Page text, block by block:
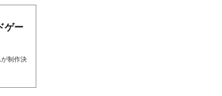
ゲー
制作決